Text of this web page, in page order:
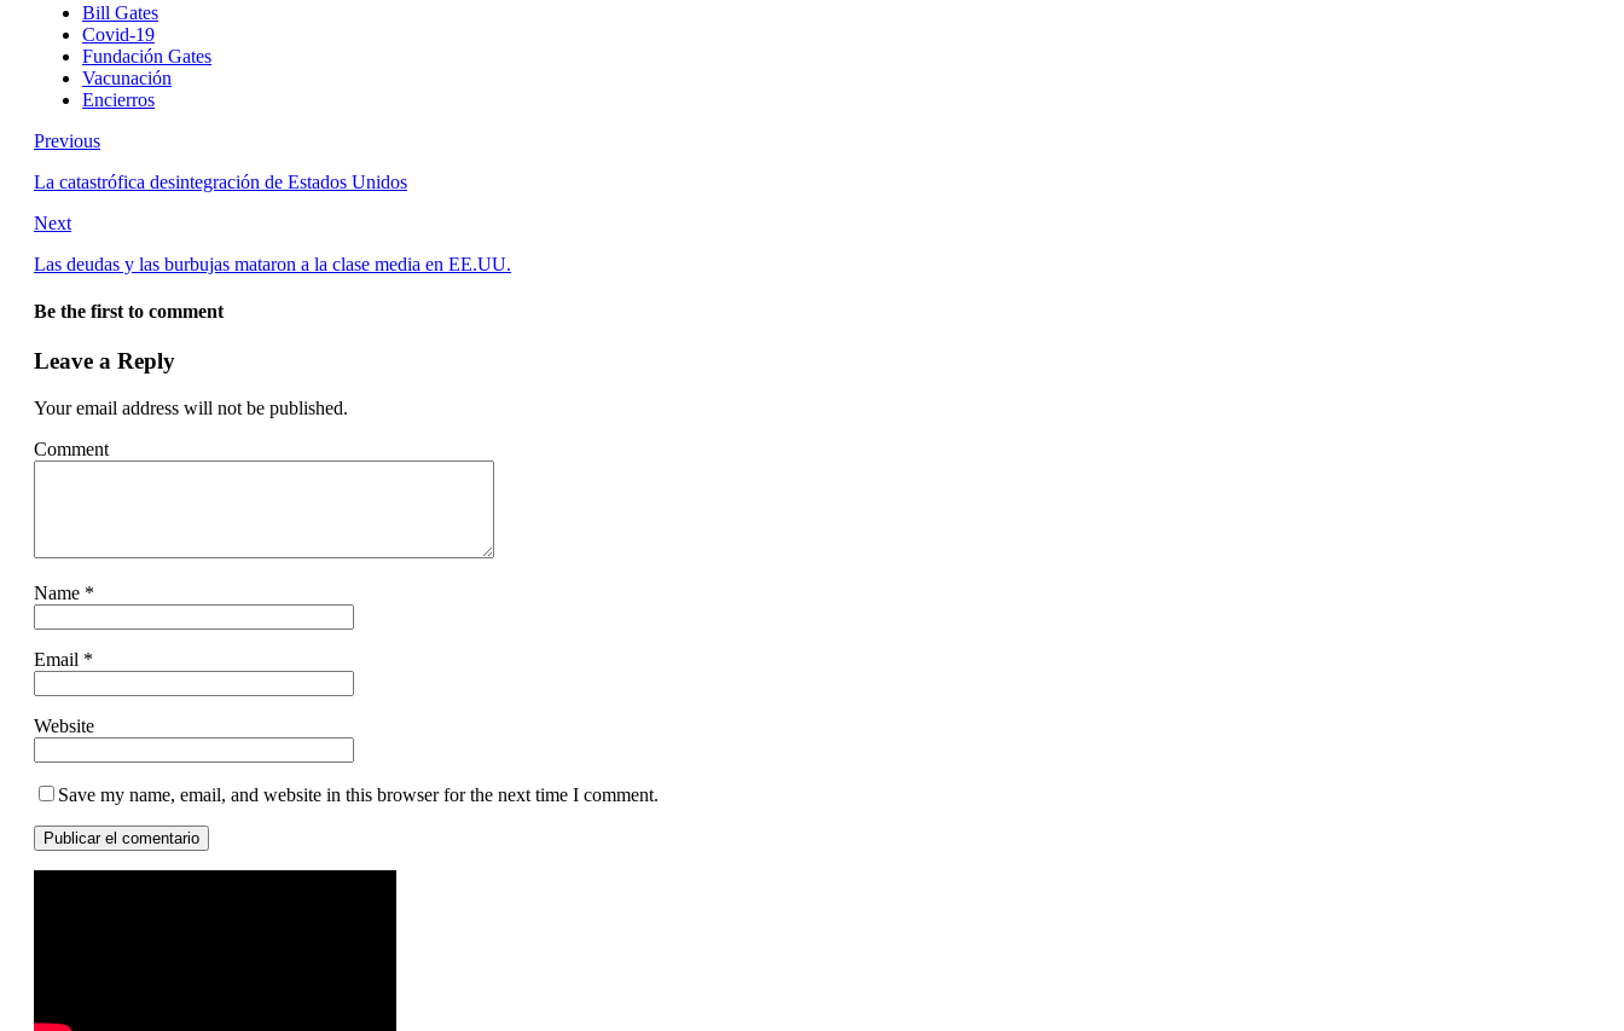
Bill Gates
Covid-19
Fundación Gates
Vacunación
Encierros
Previous
La catastrófica desintegración de Estados Unidos
Next
Las deudas y las burbujas mataron a la clase media en EE.UU.
Be the first to comment
Leave a Reply
Your email address will not be published.
Comment
Name *
Email *
Website
Save my name, email, and website in this browser for the next time I comment.